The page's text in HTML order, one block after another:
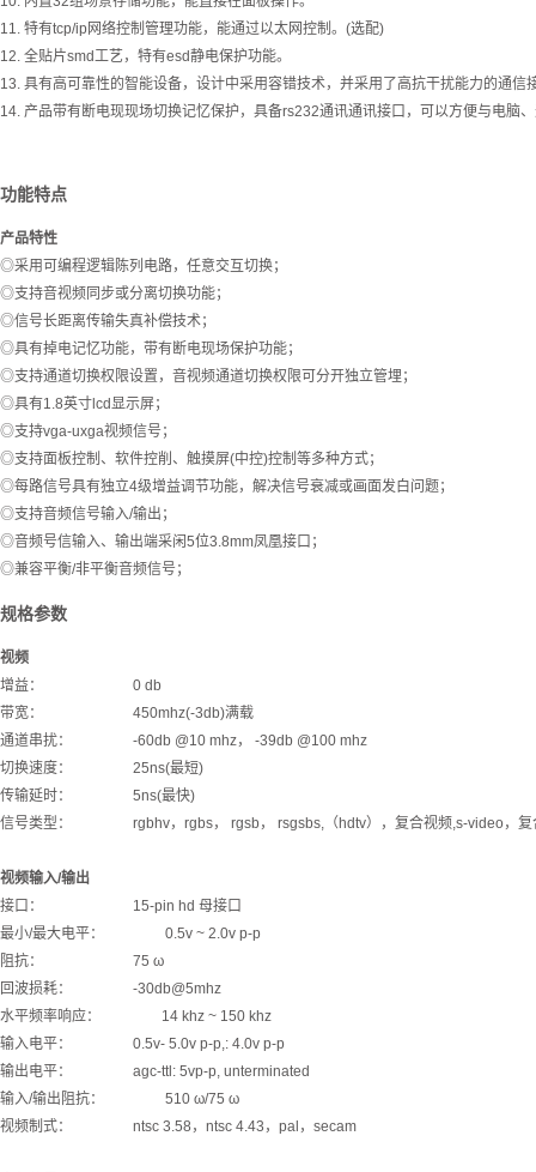
11. 特有tcp/ip网络控制管理功能，能通过以太网控制。(选配)
12. 全贴片smd工艺，特有esd静电保护功能。
13. 具有高可靠性的智能设备，设计中采用容错技术，并采用了高抗干扰能力的通信
14. 产品带有断电现现场切换记忆保护，具备rs232通讯通讯接口，可以方便与电脑
功能特点
产品特性
◎采用可编程逻辑陈列电路，任意交互切换；
◎支持音视频同步或分离切换功能；
◎信号长距离传输失真补偿技术；
◎具有掉电记忆功能，带有断电现场保护功能；
◎支持通道切换权限设置，音视频通道切换权限可分开独立管埋；
◎具有1.8英寸lcd显示屏；
◎支持vga-uxga视频信号；
◎支持面板控制、软件控削、触摸屏(中控)控制等多种方式；
◎每路信号具有独立4级增益调节功能，解决信号衰减或画面发白问题；
◎支持音频信号输入/输出；
◎音频号信输入、输出端采闲5位3.8mm凤凰接口；
◎兼容平衡/非平衡音频信号；
规格参数
视频
增益： 0 db
带宽： 450mhz(-3db)满载
通道串扰： -60db @10 mhz， -39db @100 mhz
切换速度： 25ns(最短)
传输延时： 5ns(最快)
信号类型： rgbhv，rgbs， rgsb， rsgsbs,（hdtv），复合视频,s-video，复
视频输入/输出
接口： 15-pin hd 母接口
最小/最大电平： 0.5v ~ 2.0v p-p
阻抗： 75 ω
回波损耗： -30db@5mhz
水平频率响应： 14 khz ~ 150 khz
输入电平： 0.5v- 5.0v p-p,: 4.0v p-p
输出电平： agc-ttl: 5vp-p, unterminated
输入/输出阻抗： 510 ω/75 ω
视频制式： ntsc 3.58，ntsc 4.43，pal，secam